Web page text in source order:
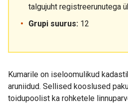
talgujuht registreerunutega
Grupi suurus: 12
Kumarile on iseloomulikud
aruniidud. Sellised kooslused
toidupoolist ka rohketele